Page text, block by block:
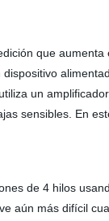
que
un
sensibles. En
de 4 hilos
aún más difícil